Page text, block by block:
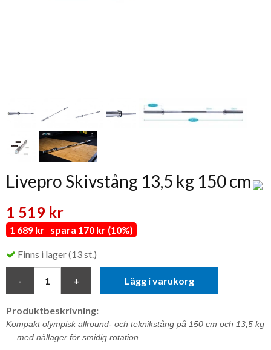
Livepro Skivstång 13,5 kg 150 cm
1 519 kr
1 689 kr spara 170 kr (10%)
Finns i lager (13 st.)
Lägg i varukorg
Produktbeskrivning:
Kompakt olympisk allround- och teknikstång på 150 cm och 13,5 kg
— med nållager för smidig rotation.